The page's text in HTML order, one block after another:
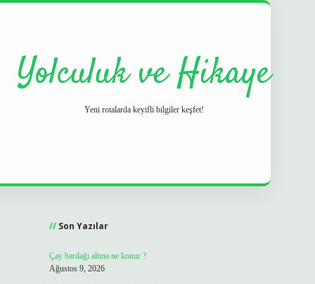
Yolculuk ve Hikaye
Yeni rotalarda keyifli bilgiler keşfet!
Son Yazılar
Çay bardağı altına ne konur ?
Ağustos 9, 2026